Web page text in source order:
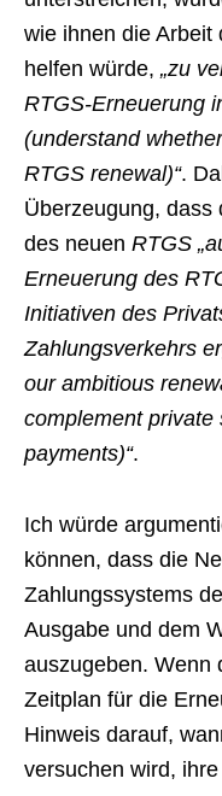
wie ihnen die Arbeit
helfen würde, „zu
RTGS-Erneuerung
(understand
RTGS renewal)“.
Überzeugung, dass
des neuen RTGS
Erneuerung des
Initiativen des
Zahlungsverkehrs
our ambitious
complement private
payments)“.
Ich würde
können, dass die
Zahlungssystems
Ausgabe und dem
auszugeben. Wenn
Zeitplan für die
Hinweis darauf,
versuchen wird, ihre